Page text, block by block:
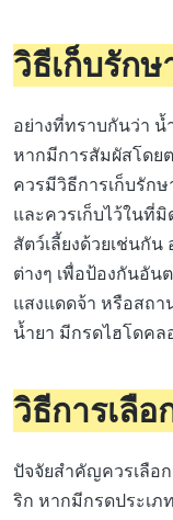
วิธีเก็บรักษ
อย่างที่ทราบกันว่า น้
หากมีการสัมผัสโดย
ควรมีวิธีการเก็บรัก
และควรเก็บไว้ในที่
สัตว์เลี้ยงด้วยเช่นกัน
ต่างๆ เพื่อป้องกันอัน
แสงแดดจ้า หรือสถ
น้ำยา มีกรดไฮโดคล
วิธีการเลื
ปัจจัยสำคัญควรเลือ
ริก หากมีกรดประเภ